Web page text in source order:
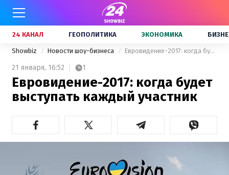
24 КАНАЛ ГЕОПОЛИТИКА ЭКОНОМИКА
Showbiz Новости шоу-бизнеса Евровидение-2017: когда будет выступать каждый участник
21 января, 16:52 1
Евровидение-2017: когда будет
выступать каждый участник